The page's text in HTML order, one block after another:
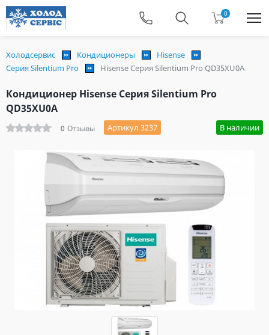
0
Холодсервис Кондиционеры
Hisense
Серия Silentium Pro
Hisense Серия Silentium Pro QD35XU0A
Кондиционер Hisense Серия Silentium Pro
QD35XU0A
0 Отзывы Артикул 3237 В наличии